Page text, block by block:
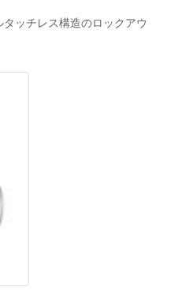
ッチレス構造のロックアウ